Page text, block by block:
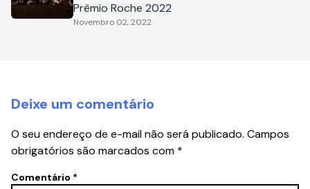
Prêmio Roche 2022
Novembro 02, 2022
Deixe um comentário
O seu endereço de e-mail não será publicado. Campos
obrigatórios são marcados com *
Comentário *